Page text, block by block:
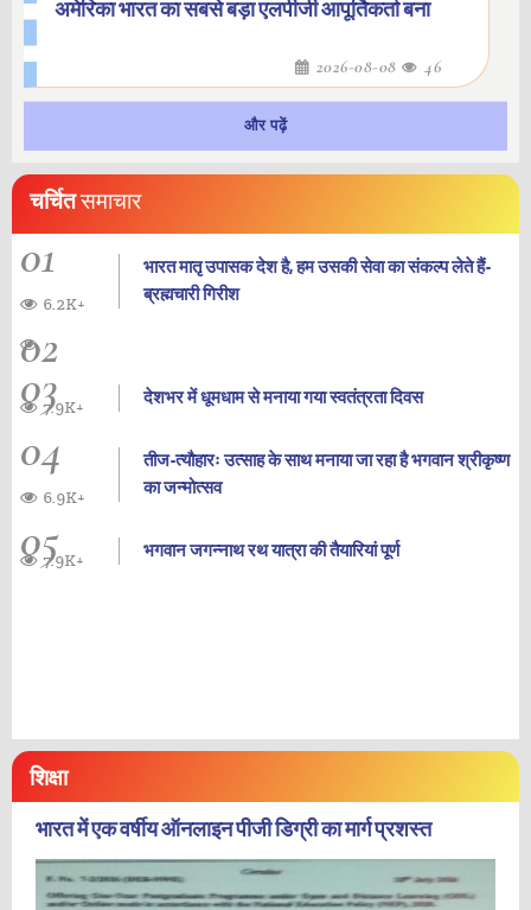
अमेरिका भारत का सबसे बड़ा एलपीजी आपूर्तिकर्ता बना
2026-08-08 46
और पढ़ें
चर्चितसमाचार
01
भारत मातृ उपासक देश है, हम उसकी सेवा का संकल्प लेते हैं-
ब्रह्मचारी गिरीश
6.2K+
02
03 देशभर में धूमधाम से मनाया गया स्वतंत्रता दिवस
7.9K+
04
तीज-त्यौहारः उत्साह के साथ मनाया जा रहा है भगवान श्रीकृष्ण
का जन्‍मोत्‍सव
6.9K+
05 भगवान जगन्नाथ रथ यात्रा की तैयारियां पूर्ण
7.9K+
शिक्षा
भारत में एक वर्षीय ऑनलाइन पीजी डिग्री का मार्ग प्रशस्त